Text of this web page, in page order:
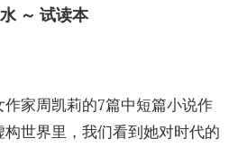
～ 试读本
作家周凯莉的7篇中短篇小说作
世界里，我们看到她对时代的